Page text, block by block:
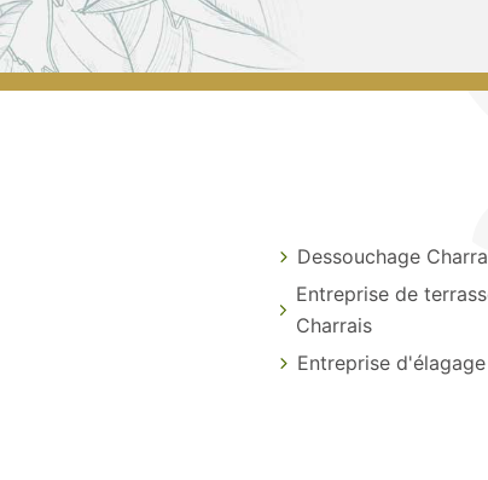
Dessouchage
Entreprise de
Charrais
Entreprise